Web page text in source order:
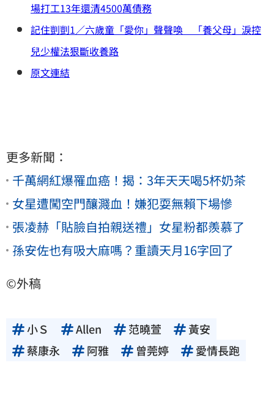
場打工13年還清4500萬債務
記住剴剴1／六歲童「愛你」聲聲喚 「養父母」淚控
兒少權法狠斷收養路
原文連結
更多新聞：
千萬網紅爆罹血癌！揭：3年天天喝5杯奶茶
女星遭闖空門釀濺血！嫌犯耍無賴下場慘
張凌赫「貼臉自拍親送禮」女星粉都羨慕了
孫安佐也有吸大麻嗎？重讀天月16字回了
©外稿
小Ｓ Allen 范曉萱
黃安
蔡康永
阿雅 曾莞婷 愛情長跑